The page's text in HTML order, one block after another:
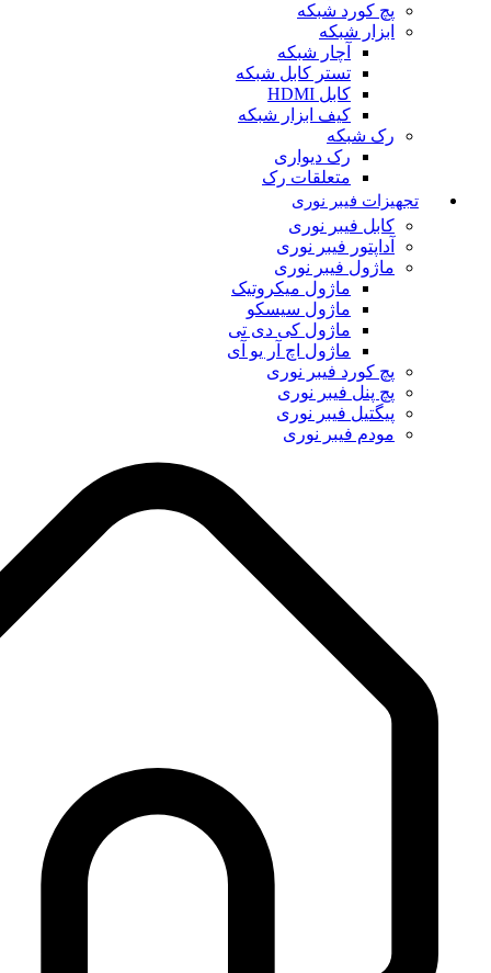
پچ کورد شبکه
ابزار شبکه
آچار شبکه
تستر کابل شبکه
کابل HDMI
کیف ابزار شبکه
رک شبکه
رک دیواری
متعلقات رک
تجهیزات فیبر نوری
کابل فیبر نوری
آداپتور فیبر نوری
ماژول فیبر نوری
ماژول میکروتیک
ماژول سیسکو
ماژول کی دی تی
ماژول اچ آر یو آی
پچ کورد فیبر نوری
پچ پنل فیبر نوری
پیگتیل فیبر نوری
مودم فیبر نوری